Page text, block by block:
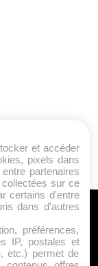
et accéder
pixels dans
partenaires
sur ce
certains d'entre
dans d'autres
préférences,
IP, postales et
etc.) permet de